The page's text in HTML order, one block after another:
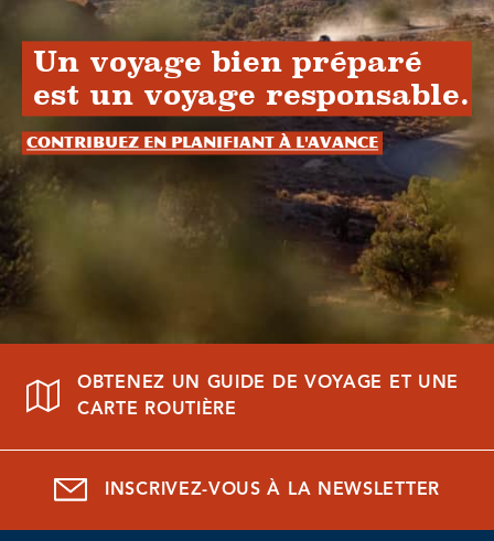
Un voyage bien préparé
est un voyage responsable.
Contribuez en planifiant à l'avance
OBTENEZ UN GUIDE DE VOYAGE ET UNE
CARTE ROUTIÈRE
INSCRIVEZ-VOUS À LA NEWSLETTER